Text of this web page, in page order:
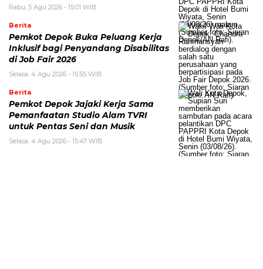
Rabu, 5 Agu 2026 - 15:01 WIB
Berita
Pemkot Depok Buka Peluang Kerja
Inklusif bagi Penyandang Disabilitas
di Job Fair 2026
Selasa, 4 Agu 2026 - 15:55 WIB
Berita
Pemkot Depok Jajaki Kerja Sama
Pemanfaatan Studio Alam TVRI
untuk Pentas Seni dan Musik
Selasa, 4 Agu 2026 - 15:47 WIB